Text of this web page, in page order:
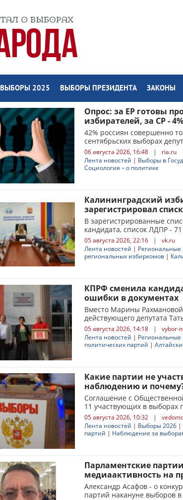
ВЫБОРЫ 2025 ВЫБОРЫ ПРЕЗИДЕНТА ЗАКОНЫ
Опрос: за ЕР готовы
избирателей, за СР - 4%
42% россиян совершенно
сентябрьских выборах
06 августа 2026, 16:48 |
ria.ru
Лента новостей | Выборы в
Социология – о политике
Калининградский
зарегистрировал
В зарегистрированные
кандидата, список ЛДПР -
05 августа 2026, 22:16 |
vk.ru
Лента новостей |
региональных избиркомов |
КПРФ сменила
ошибки в документах
Вместо Марины
действующего депутата
05 августа 2026, 14:18 |
vybor-
Лента новостей |
политических партий |
Какие партии не
наблюдению и
Соглашение с
11 участвующих в выборах
05 августа 2026, 10:32 |
Лента новостей | Выборы 2026 |
партий | Наблюдение за
Парламентские
медиаактивность на
Александр Асафов - о
партий накануне выборов в